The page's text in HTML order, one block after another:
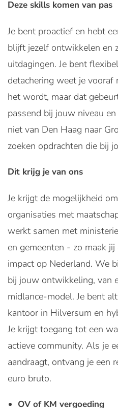
Deze skills komen van pas
Je bent proactief en hebt
blijft jezelf ontwikkelen en
uitdagingen. Je bent
detachering weet je
het wordt, maar dat
passend bij jouw niveau
niet van Den Haag naar
zoeken opdrachten die bij
Dit krijg je van ons
Je krijgt de mogelijkheid
organisaties met
werkt samen met
en gemeenten - zo maak
impact op Nederland. We
bij jouw ontwikkeling, van
midlance-model. Je bent
kantoor in Hilversum en
Je krijgt toegang tot een
actieve community. Als je
aandraagt, ontvang je een
euro bruto.
OV of KM vergoeding